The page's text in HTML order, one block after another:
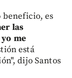
es
las
me
está
dijo Santos